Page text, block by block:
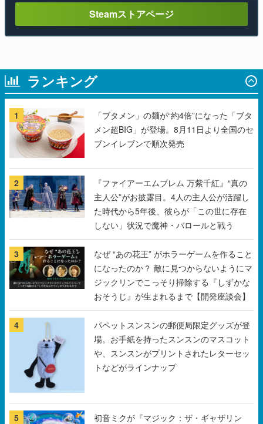
Steamストアページ
ランキング
1
「ブタメン」の麺が“約4倍”になった「ブタ
メン超BIG」が登場。8月11日より全国のセ
ブンイレブンで順次発売
2
『ファイアーエムブレム 万紫千紅』“真の
主人公”がお披露目。4人の主人公が活躍し
た時代から5年後、彼らが「この世に存在
しない」状況で魔神・バロールと戦う
3
なぜ “あの花王” がホラーゲームを作ること
になったのか？ 敵に見つからないようにマ
ジックリンでこっそり掃除する『しずかな
おそうじ』が生まれるまで【開発座談会】
4
パペットスンスンの郵便局限定グッズが登
場。お手紙を持ったスンスンのマスコット
や、スンスンがプリントされたレターセッ
トなどがラインナップ
5
初音ミクが『マジック：ザ・ギャザリン